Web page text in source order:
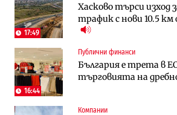
17:49
Хасково търси изход
трафик с нови 10.5 км
16:44
Публични финанси
България е трета в
търговията на
Компании
АЕЦ „Козлодуй“ ще
няколко седмици, ако
Digi&AI
Трафикът толкова е
медии обмислят да
Публични финанси
Столична община
преместването на
трасе по бул.
Отрасли
Жилищата в България
намаляващо
Компании